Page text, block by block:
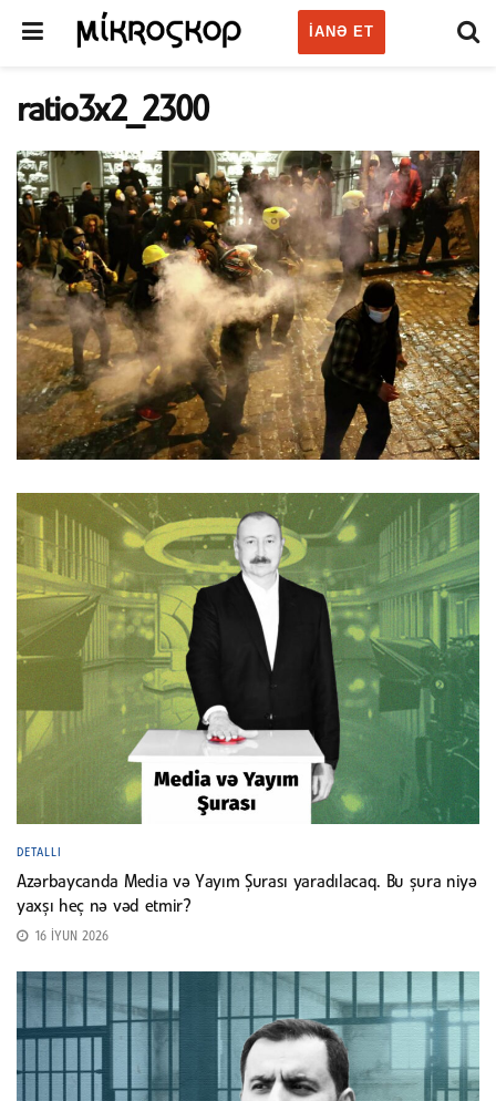
IANƏ ET
ratio3x2_2300
DETALLI
Azərbaycanda Media və Yayım Şurası yaradılacaq. Bu şura niyə
yaxşı heç nə vəd etmir?
16 İYUN 2026